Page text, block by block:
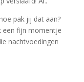
pak jij dat aan?
een fijn momentje
nachtvoedingen